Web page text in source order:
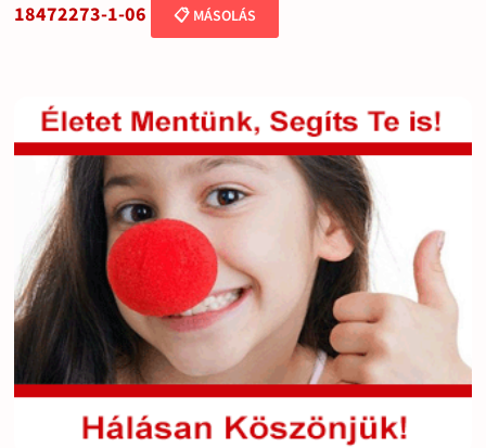
18472273-1-06 📋 MÁSOLÁS